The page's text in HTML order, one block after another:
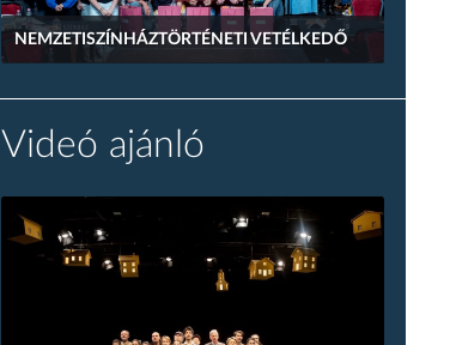
NEMZETISZÍNHÁZTÖRTÉNETI VETÉLKEDŐ
Videó ajánló